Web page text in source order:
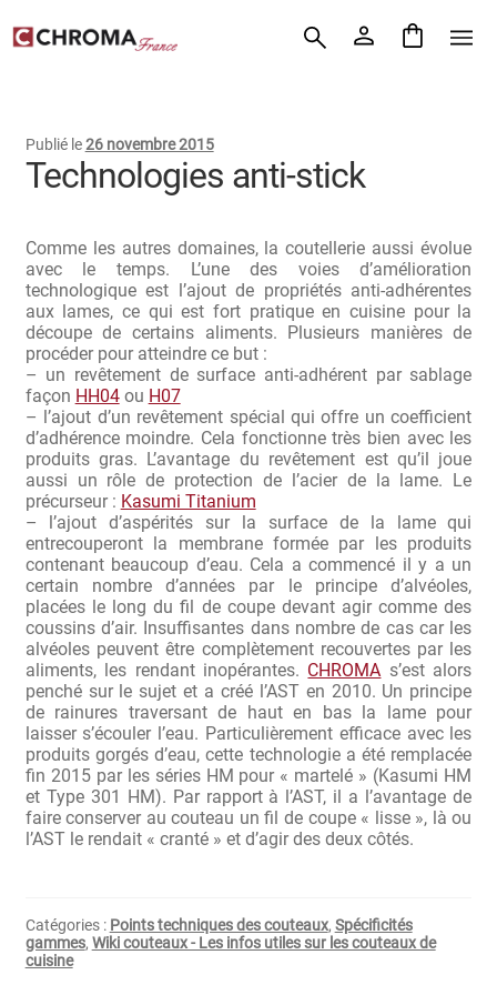
Aller
Aller
Chroma France
Commande
Contact
Demande de devis
Expédition le jour même
Frais de port
Hall of Fame
Bocuse d’Or
Ma sélection
Mentions légales
Mon Compte
Partenaires
Plan du site
Politique de confidentialité
Questions / Réponses
Publié le26 novembre 2015
Technologies anti-stick
Comme les autres domaines, la coutellerie aussi évolue
avec le temps. L’une des voies d’amélioration
technologique est l’ajout de propriétés anti-adhérentes
aux lames, ce qui est fort pratique en cuisine pour la
découpe de certains aliments. Plusieurs manières de
procéder pour atteindre ce but :
– un revêtement de surface anti-adhérent par sablage
façon HH04ou H07
– l’ajout d’un revêtement spécial qui offre un coefficient
d’adhérence moindre. Cela fonctionne très bien avec les
produits gras. L’avantage du revêtement est qu’il joue
aussi un rôle de protection de l’acier de la lame. Le
précurseur : Kasumi Titanium
– l’ajout d’aspérités sur la surface de la lame qui
entrecouperont la membrane formée par les produits
contenant beaucoup d’eau. Cela a commencé il y a un
certain nombre d’années par le principe d’alvéoles,
placées le long du fil de coupe devant agir comme des
coussins d’air. Insuffisantes dans nombre de cas car les
alvéoles peuvent être complètement recouvertes par les
aliments, les rendant inopérantes. CHROMA s’est alors
penché sur le sujet et a créé l’AST en 2010. Un principe
de rainures traversant de haut en bas la lame pour
laisser s’écouler l’eau. Particulièrement efficace avec les
produits gorgés d’eau, cette technologie a été remplacée
fin 2015 par les séries HM pour « martelé » (Kasumi HM
et Type 301 HM). Par rapport à l’AST, il a l’avantage de
faire conserver au couteau un fil de coupe « lisse », là ou
l’AST le rendait « cranté » et d’agir des deux côtés.
Catégories : Points techniques des couteaux, Spécificités
gammes, Wiki couteaux - Les infos utiles sur les couteaux de
cuisine